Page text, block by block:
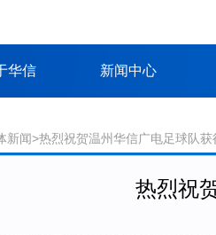
华信 新闻中心
新闻>热烈祝贺温州华信广电足球队获
热烈祝